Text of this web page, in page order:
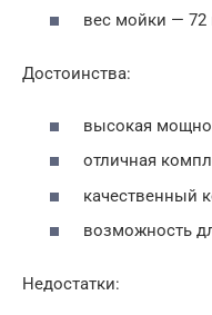
вес мойки — 72
Достоинства:
высокая
отличная
качественный
возможность
Недостатки: